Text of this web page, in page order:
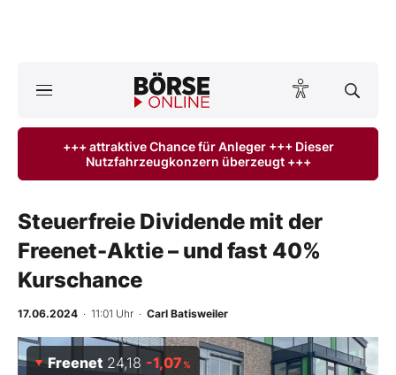
ktuelle Ausgabe BÖRSE ONLINE lesen
Anlageprodukte
Finanz-Check
BO-Musterdepots
+++ attraktive Chance für Anleger +++ Dieser
Nutzfahrzeugkonzern überzeugt +++
Steuerfreie Dividende mit der
Freenet-Aktie – und fast 40%
Kurschance
17.06.2024 · 11:01 Uhr · Carl Batisweiler
Freenet 24,18 -1,07%